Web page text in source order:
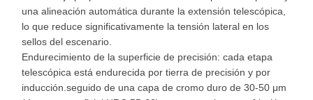
una alineación automática durante la extensión telescópica,
lo que reduce significativamente la tensión lateral en los
sellos del escenario.
Endurecimiento de la superficie de precisión: cada etapa
telescópica está endurecida por tierra de precisión y por
inducción.seguido de una capa de cromo duro de 30-50 μm